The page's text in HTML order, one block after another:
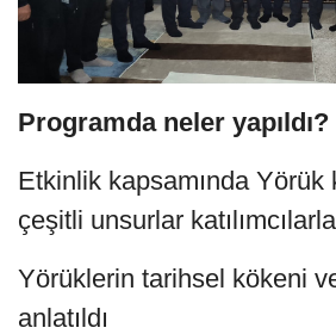
Programda neler yapıldı?
Etkinlik kapsamında Yörük
çeşitli unsurlar
Yörüklerin tarihsel kökeni
anlatıldı